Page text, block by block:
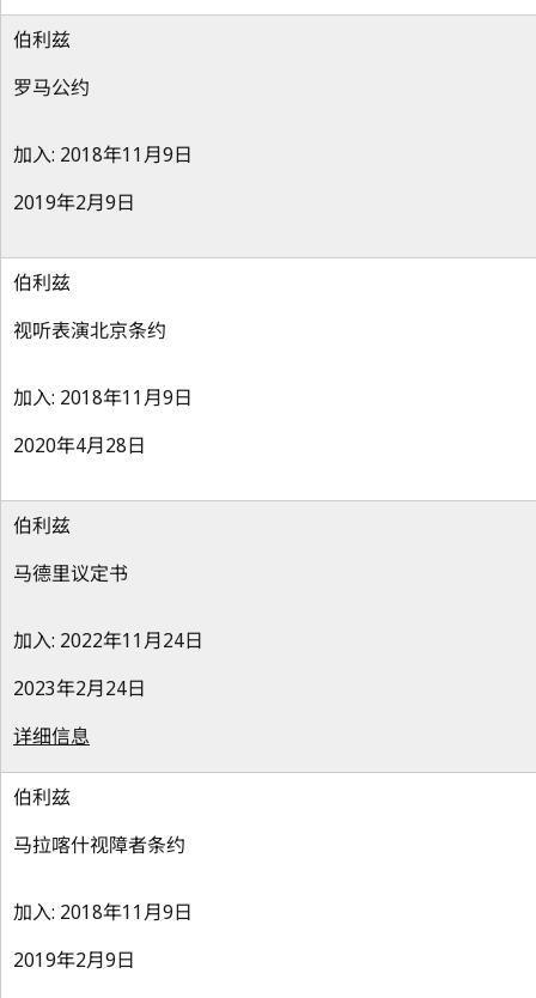
伯利兹
罗马公约
加入: 2018年11月9日
2019年2月9日
伯利兹
视听表演北京条约
加入: 2018年11月9日
2020年4月28日
伯利兹
马德里议定书
加入: 2022年11月24日
2023年2月24日
详细信息
伯利兹
马拉喀什视障者条约
加入: 2018年11月9日
2019年2月9日